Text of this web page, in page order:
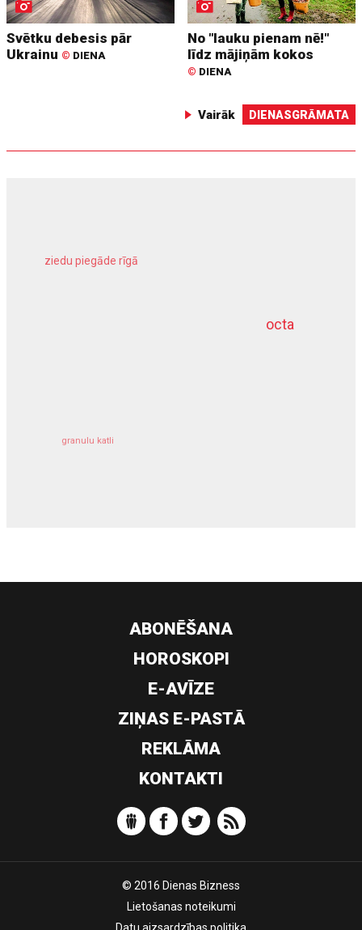
Svētku debesis pār
Ukrainu © DIENA
No "lauku pienam nē!"
līdz mājiņām kokos
© DIENA
Vairāk DIENASGRĀMATA
octa
ziedu piegāde rīgā
granulu katli
dziļurbums
ABONĒŠANA
HOROSKOPI
E-AVĪZE
ZIŅAS E-PASTĀ
REKLĀMA
KONTAKTI
© 2016 Dienas Bizness
Lietošanas noteikumi